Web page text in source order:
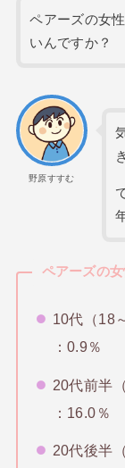
ペアーズの女
いんですか？
野原すすむ
ペアーズの
10代（18
：0.9％
20代前半
：16.0％
20代後半